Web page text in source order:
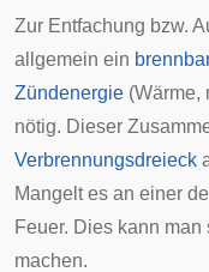
Zur Entfachung bzw.
allgemein ein
Zündenergie (Wärme,
nötig. Dieser
Verbrennungsdreieck
Mangelt es an einer
Feuer. Dies kann man
machen.